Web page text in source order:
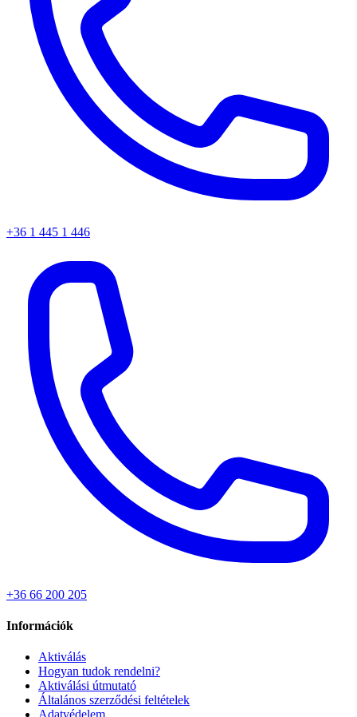
+36 1 445 1 446
+36 66 200 205
Információk
Aktiválás
Hogyan tudok rendelni?
Aktiválási útmutató
Általános szerződési feltételek